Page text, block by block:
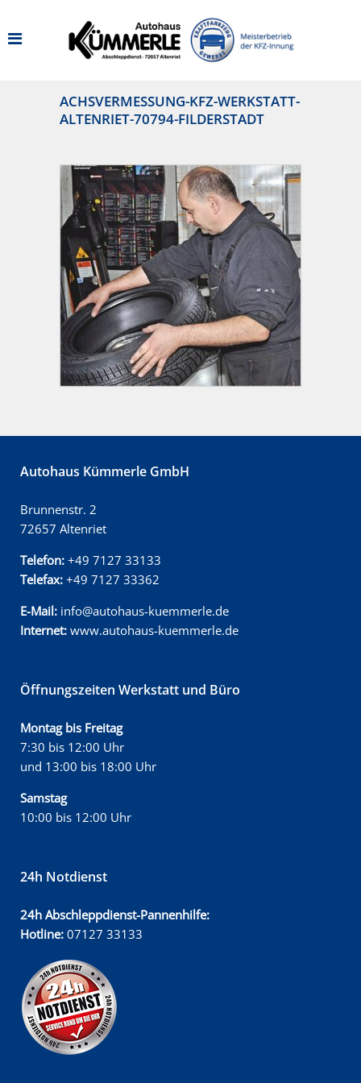
ACHSVERMESSUNG-KFZ-WERKSTATT-
ALTENRIET-70794-FILDERSTADT
Autohaus Kümmerle GmbH
Brunnenstr. 2
72657 Altenriet
Telefon: +49 7127 33133
Telefax: +49 7127 33362
E-Mail: info@autohaus-kuemmerle.de
Internet: www.autohaus-kuemmerle.de
Öffnungszeiten Werkstatt und Büro
Montag bis Freitag
7:30 bis 12:00 Uhr
und 13:00 bis 18:00 Uhr
Samstag
10:00 bis 12:00 Uhr
24h Notdienst
24h Abschleppdienst-Pannenhilfe:
Hotline: 07127 33133